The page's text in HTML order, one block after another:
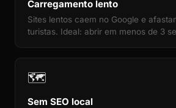
Carregamento lento
Sites lentos caem no Google e
turistas. Ideal: abrir em menos de 3
🗺️
Sem SEO local